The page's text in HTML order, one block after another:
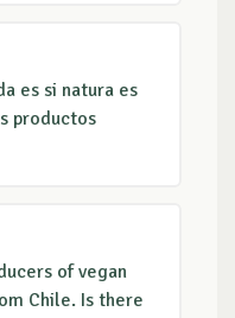
es si natura es
productos
of vegan
Chile. Is there